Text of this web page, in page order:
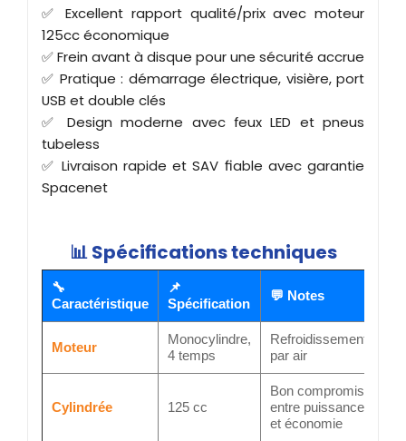
✅ Excellent rapport qualité/prix avec moteur
125cc économique
✅ Frein avant à disque pour une sécurité accrue
✅ Pratique : démarrage électrique, visière, port
USB et double clés
✅ Design moderne avec feux LED et pneus
tubeless
✅ Livraison rapide et SAV fiable avec garantie
Spacenet
📊 Spécifications techniques
🔧
Caractéristique
📌
Spécification
💬 Notes
Moteur
Monocylindre,
4 temps
Refroidissement
par air
Cylindrée 125 cc
Bon compromis
entre puissance
et économie